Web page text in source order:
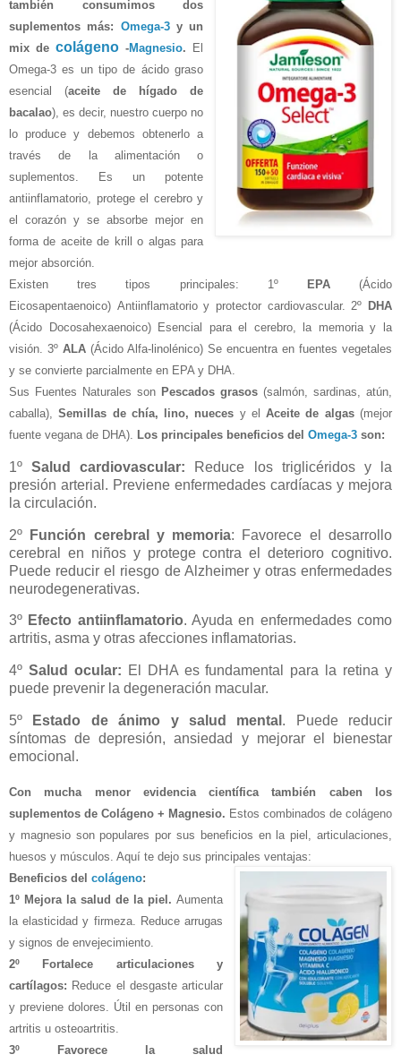
también consumimos dos
suplementos más: Omega-3y un
mix de colágeno -Magnesio. El
Omega-3 es un tipo de ácido graso
esencial (aceite de hígado de
bacalao) , es decir, nuestro cuerpo no
lo produce y debemos obtenerlo a
través de la alimentación o
suplementos. Es un potente
antiinflamatorio, protege el cerebro y
el corazón y se absorbe mejor en
forma de aceite de krill o algas para
mejor absorción.
Existen tres tipos principales: 1º EPA(Ácido
Eicosapentaenoico) Antiinflamatorio y protector cardiovascular. 2º DHA
(Ácido Docosahexaenoico) Esencial para el cerebro, la memoria y la
visión. 3º ALA (Ácido Alfa-linolénico) Se encuentra en fuentes vegetales
y se convierte parcialmente en EPA y DHA.
Sus Fuentes Naturales son Pescados grasos (salmón, sardinas, atún,
caballa),Semillas de chía, lino, nueces y elAceite de algas(mejor
fuente vegana de DHA).
Los principales beneficios del Omega-3 son:
1ºSalud cardiovascular: Reduce los triglicéridos y la
presión arterial. Previene enfermedades cardíacas y mejora
la circulación.
2º Función cerebral y memoria: Favorece el desarrollo
cerebral en niños y protege contra el deterioro cognitivo.
Puede reducir el riesgo de Alzheimer y otras enfermedades
neurodegenerativas.
3º Efecto antiinflamatorio. Ayuda en enfermedades como
artritis, asma y otras afecciones inflamatorias.
4º Salud ocular: El DHA es fundamental para la retina y
puede prevenir la degeneración macular.
5º Estado de ánimo y salud mental . Puede reducir
síntomas de depresión, ansiedad y mejorar el bienestar
emocional.
Con mucha menor evidencia científica también caben los
suplementos de Colágeno + Magnesio. Estos combinados de colágeno
y magnesio son populares por sus beneficios en la piel, articulaciones,
huesos y músculos. Aquí te dejo sus principales ventajas:
Beneficios del colágeno:
1º Mejora la salud de la piel. Aumenta
la elasticidad y firmeza. Reduce arrugas
y signos de envejecimiento.
2º Fortalece articulaciones y
cartílagos: Reduce el desgaste articular
y previene dolores. Útil en personas con
artritis u osteoartritis.
3º Favorece la salud